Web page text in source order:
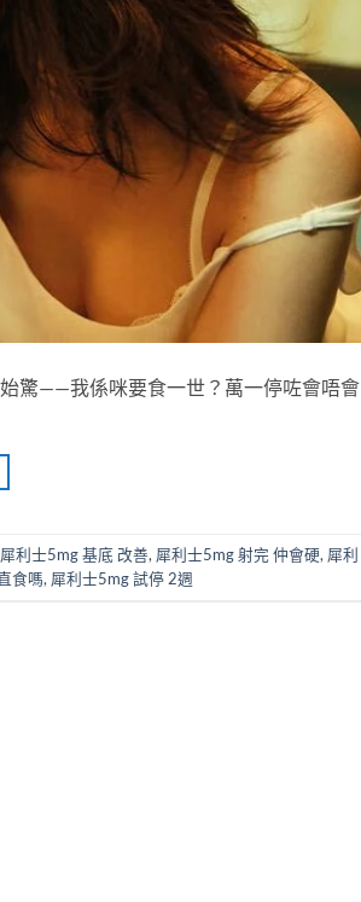
驚——我係咪要食一世？萬一停咗會唔會
犀利士5mg 基底 改善, 犀利士5mg 射完 仲會硬, 犀利
食嗎, 犀利士5mg 試停 2週